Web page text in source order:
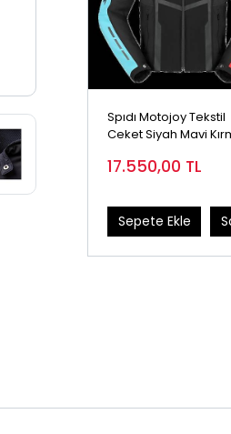
Spıdı Motojoy Tekstil
Ceket Siyah Mavi
17.550,00 TL
Sepete Ekle